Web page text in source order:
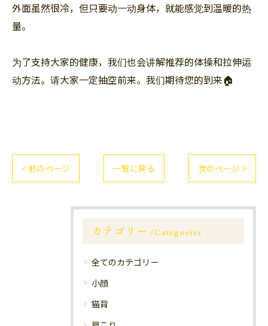
外面虽然很冷，但只要动一动身体，就能感觉到温暖的热
量。
为了支持大家的健康，我们也会讲解推荐的体操和拉伸运
动方法。请大家一定抽空前来。我们期待您的到来🏠
< 前のページ 一覧に戻る 次のページ >
カテゴリー Categories
全てのカテゴリー
小顔
猫背